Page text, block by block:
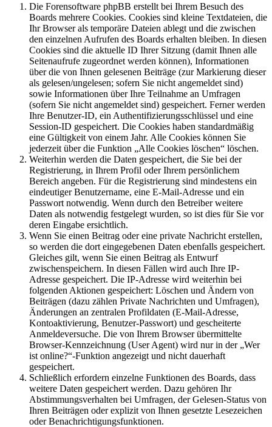
Die Forensoftware phpBB erstellt bei Ihrem Besuch des
Boards mehrere Cookies. Cookies sind kleine Textdateien, die
Ihr Browser als temporäre Dateien ablegt und die zwischen
den einzelnen Aufrufen des Boards erhalten bleiben. In diesen
Cookies sind die aktuelle ID Ihrer Sitzung (damit Ihnen alle
Seitenaufrufe zugeordnet werden können), Informationen
über die von Ihnen gelesenen Beiträge (zur Markierung dieser
als gelesen/ungelesen; sofern Sie nicht angemeldet sind)
sowie Informationen über Ihre Teilnahme an Umfragen
(sofern Sie nicht angemeldet sind) gespeichert. Ferner werden
Ihre Benutzer-ID, ein Authentifizierungsschlüssel und eine
Session-ID gespeichert. Die Cookies haben standardmäßig
eine Gültigkeit von einem Jahr. Alle Cookies können Sie
jederzeit über die Funktion „Alle Cookies löschen“ löschen.
Weiterhin werden die Daten gespeichert, die Sie bei der
Registrierung, in Ihrem Profil oder Ihrem persönlichem
Bereich angeben. Für die Registrierung sind mindestens ein
eindeutiger Benutzername, eine E-Mail-Adresse und ein
Passwort notwendig. Wenn durch den Betreiber weitere
Daten als notwendig festgelegt wurden, so ist dies für Sie vor
deren Eingabe ersichtlich.
Wenn Sie einen Beitrag oder eine private Nachricht erstellen,
so werden die dort eingegebenen Daten ebenfalls gespeichert.
Gleiches gilt, wenn Sie einen Beitrag als Entwurf
zwischenspeichern. In diesen Fällen wird auch Ihre IP-
Adresse gespeichert. Die IP-Adresse wird weiterhin bei
folgenden Aktionen gespeichert: Löschen und Ändern von
Beiträgen (dazu zählen Private Nachrichten und Umfragen),
Änderungen an zentralen Profildaten (E-Mail-Adresse,
Kontoaktivierung, Benutzer-Passwort) und gescheiterte
Anmeldeversuche. Die von Ihrem Browser übermittelte
Browser-Kennzeichnung (User Agent) wird nur in der „Wer
ist online?“-Funktion angezeigt und nicht dauerhaft
gespeichert.
Schließlich erfordern einzelne Funktionen des Boards, dass
weitere Daten gespeichert werden. Dazu gehören Ihr
Abstimmungsverhalten bei Umfragen, der Gelesen-Status von
Ihren Beiträgen oder explizit von Ihnen gesetzte Lesezeichen
oder Benachrichtigungsfunktionen.